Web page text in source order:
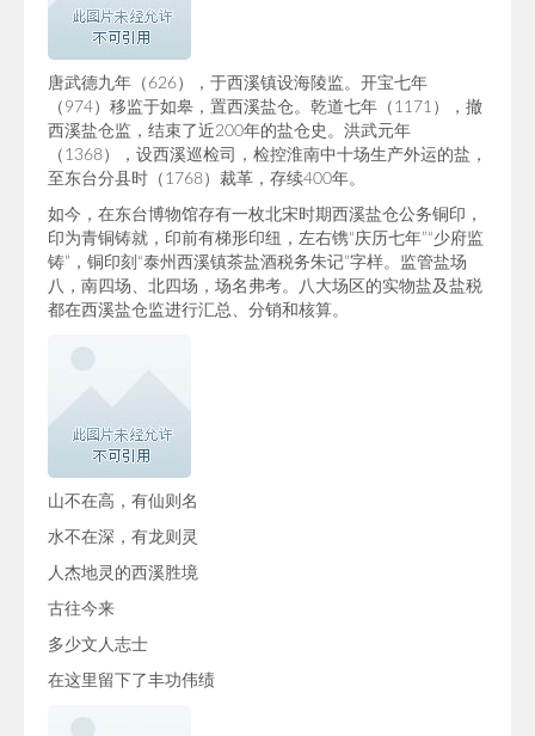
唐武德九年（626），于西溪镇设海陵监。开宝七年
（974）移监于如皋，置西溪盐仓。乾道七年（1171），撤
西溪盐仓监，结束了近200年的盐仓史。洪武元年
（1368），设西溪巡检司，检控淮南中十场生产外运的盐，
至东台分县时（1768）裁革，存续400年。
如今，在东台博物馆存有一枚北宋时期西溪盐仓公务铜印，
印为青铜铸就，印前有梯形印纽，左右镌“庆历七年”“少府监
铸”，铜印刻“泰州西溪镇茶盐酒税务朱记”字样。监管盐场
八，南四场、北四场，场名弗考。八大场区的实物盐及盐税
都在西溪盐仓监进行汇总、分销和核算。
山不在高，有仙则名
水不在深，有龙则灵
人杰地灵的西溪胜境
古往今来
多少文人志士
在这里留下了丰功伟绩